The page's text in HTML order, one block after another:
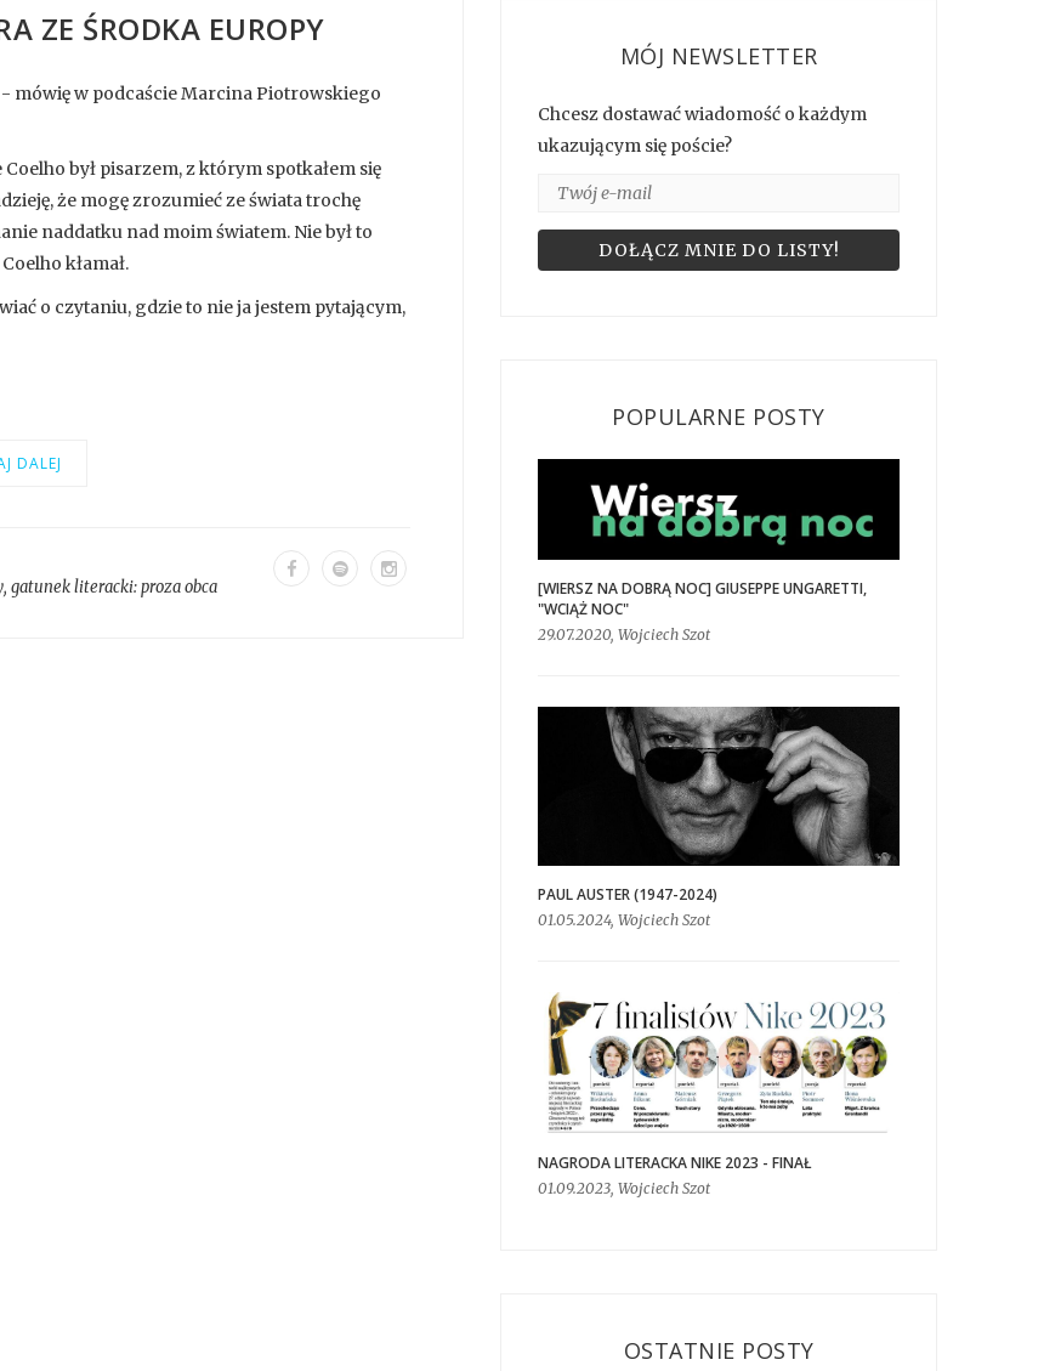
ZE ŚRODKA EUROPY
mówię w podcaście Marcina Piotrowskiego
był pisarzem, z którym spotkałem się
że mogę zrozumieć ze świata trochę
naddatku nad moim światem. Nie był to
kłamał.
o czytaniu, gdzie to nie ja jestem pytającym,
DALEJ
, gatunek literacki:proza obca
MÓJ NEWSLETTER
Chcesz dostawać wiadomość o każdym
ukazującym się poście?
POPULARNE POSTY
[WIERSZ NA DOBRĄ NOC] GIUSEPPE UNGARETTI,
"WCIĄŻ NOC"
29.07.2020, Wojciech Szot
PAUL AUSTER (1947-2024)
01.05.2024, Wojciech Szot
NAGRODA LITERACKA NIKE 2023 - FINAŁ
01.09.2023, Wojciech Szot
OSTATNIE POSTY